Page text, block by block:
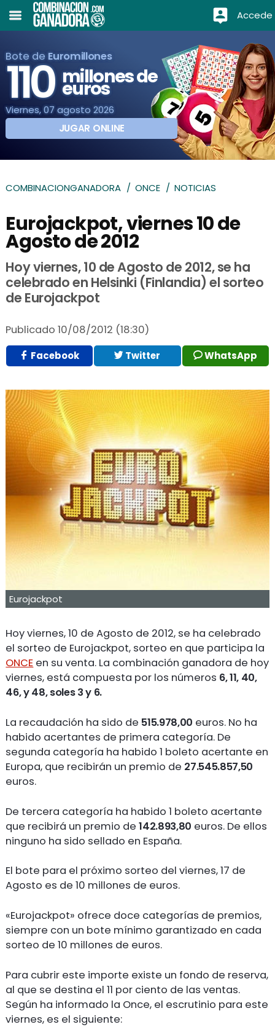
Accede
Bote de Euromillones
110 millones de
euros
Viernes, 07 agosto 2026
JUGAR ONLINE
COMBINACIONGANADORA ONCE NOTICIAS
Eurojackpot, viernes 10 de
Agosto de 2012
Hoy viernes, 10 de Agosto de 2012, se ha
celebrado en Helsinki (Finlandia) el sorteo
de Eurojackpot
Publicado 10/08/2012 (18:30)
Facebook Twitter WhatsApp
Eurojackpot
Hoy viernes, 10 de Agosto de 2012, se ha celebrado
el sorteo de Eurojackpot, sorteo en que participa la
ONCE en su venta. La combinación ganadora de hoy
viernes, está compuesta por los números 6, 11, 40,
46, y 48, soles 3 y 6.
La recaudación ha sido de 515.978,00 euros. No ha
habido acertantes de primera categoría. De
segunda categoría ha habido 1 boleto acertante en
Europa, que recibirán un premio de 27.545.857,50
euros.
De tercera categoría ha habido 1 boleto acertante
que recibirá un premio de142.893,80 euros. De ellos
ninguno ha sido sellado en España.
El bote para el próximo sorteo del viernes, 17 de
Agosto es de 10 millones de euros.
«Eurojackpot» ofrece doce categorías de premios,
siempre con un bote mínimo garantizado en cada
sorteo de 10 millones de euros.
Para cubrir este importe existe un fondo de reserva,
al que se destina el 11 por ciento de las ventas.
Según ha informado la Once, el escrutinio para este
viernes, es el siguiente: